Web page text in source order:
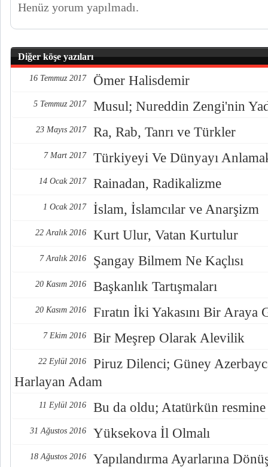
Henüz yorum yapılmadı.
Diğer köşe yazıları
16 Temmuz 2017 Ömer Halisdemir
5 Temmuz 2017 Musul; Nureddin Zengi'nin
23 Mayıs 2017 Ra, Rab, Tanrı ve Türkler
7 Mart 2017 Türkiyeyi Ve Dünyayı
14 Ocak 2017 Rainadan, Radikalizme
1 Ocak 2017 İslam, İslamcılar ve Anarşizm
22 Aralık 2016 Kurt Ulur, Vatan Kurtulur
7 Aralık 2016 Şangay Bilmem Ne Kaçlısı
20 Kasım 2016 Başkanlık Tartışmaları
20 Kasım 2016 Fıratın İki Yakasını Bir Araya
7 Ekim 2016 Bir Meşrep Olarak Alevilik
22 Eylül 2016
Piruz Dilenci; Güney
Harlayan Adam
11 Eylül 2016 Bu da oldu; Atatürkün resmine
31 Ağustos 2016 Yüksekova İl Olmalı
18 Ağustos 2016 Yapılandırma Ayarlarına